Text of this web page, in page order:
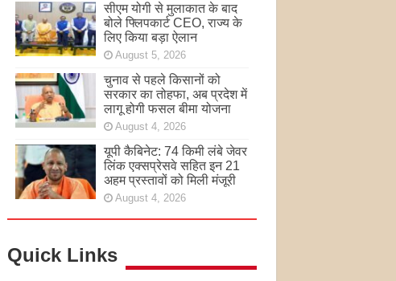
सीएम योगी से मुलाकात के बाद
बोले फ्लिपकार्ट CEO, राज्य के
लिए किया बड़ा ऐलान
August 5, 2026
चुनाव से पहले किसानों को
सरकार का तोहफा, अब प्रदेश में
लागू होगी फसल बीमा योजना
August 4, 2026
यूपी कैबिनेट: 74 किमी लंबे जेवर
लिंक एक्सप्रेसवे सहित इन 21
अहम प्रस्तावों को मिली मंजूरी
August 4, 2026
Quick Links